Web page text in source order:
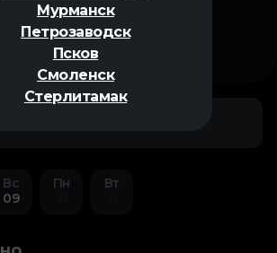
Мурманск
Петрозаводск
Псков
Смоленск
Стерлитамак
Трейлер
Вс
09
Пн
Вт